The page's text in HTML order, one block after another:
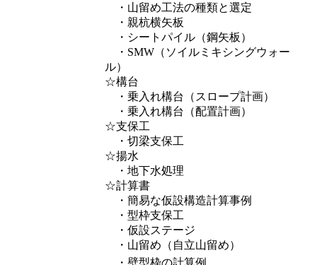
・山留め工法の種類と選定
・親杭横矢板
・シートパイル（鋼矢板）
・SMW（ソイルミキシングウォー
ル）
☆構台
・乗入れ構台（スロープ計画）
・乗入れ構台（配置計画）
☆支保工
・切梁支保工
☆揚水
・地下水処理
☆計算書
・簡易な仮設構造計算事例
・型枠支保工
・仮設ステージ
・山留め（自立山留め）